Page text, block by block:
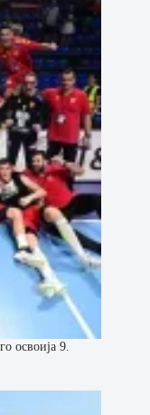
освоија 9.